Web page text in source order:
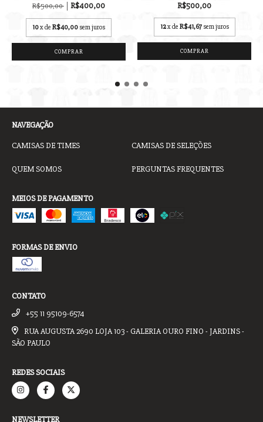
R$500,00 R$400,00
10x de R$40,00 sem juros
COMPRAR
R$500,00
12x de R$41,67 sem juros
COMPRAR
NAVEGAÇÃO
CAMISAS DE TIMES CAMISAS DE SELEÇÕES
QUEM SOMOS PERGUNTAS FREQUENTES
MEIOS DE PAGAMENTO
FORMAS DE ENVIO
CONTATO
+55 11 95109-6574
RUA AUGUSTA 2690 LOJA 103 - GALERIA OURO FINO - JARDINS -
SÃO PAULO
REDES SOCIAIS
NEWSLETTER